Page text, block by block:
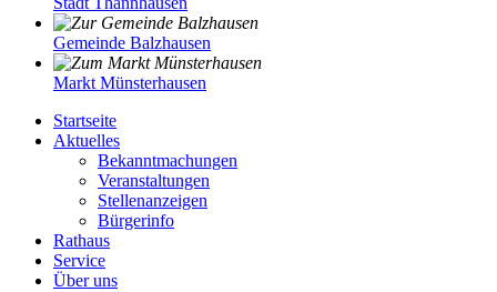
Gemeinde Balzhausen
Markt Münsterhausen
Startseite
Aktuelles
Bekanntmachungen
Veranstaltungen
Stellenanzeigen
Bürgerinfo
Rathaus
Service
Über uns